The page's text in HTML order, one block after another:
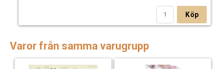
Köp
Varor från samma varugrupp